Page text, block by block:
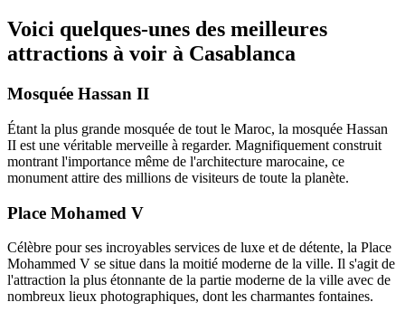
Voici quelques-unes des meilleures
attractions à voir à Casablanca
Mosquée Hassan II
Étant la plus grande mosquée de tout le Maroc, la mosquée Hassan
II est une véritable merveille à regarder. Magnifiquement construit
montrant l'importance même de l'architecture marocaine, ce
monument attire des millions de visiteurs de toute la planète.
Place Mohamed V
Célèbre pour ses incroyables services de luxe et de détente, la Place
Mohammed V se situe dans la moitié moderne de la ville. Il s'agit de
l'attraction la plus étonnante de la partie moderne de la ville avec de
nombreux lieux photographiques, dont les charmantes fontaines.